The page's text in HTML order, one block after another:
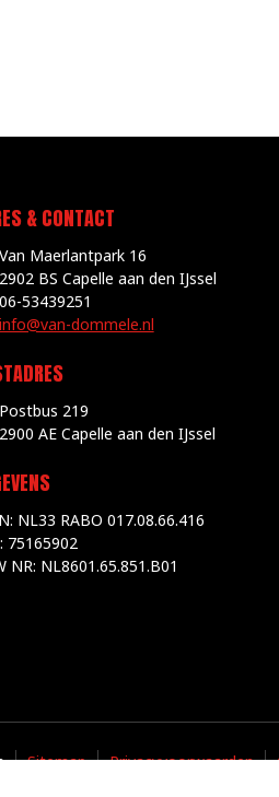
& CONTACT
Van Maerlantpark 16
2902 BS Capelle aan den IJssel
06-53439251
info@van-dommele.nl
Postbus 219
2900 AE Capelle aan den IJssel
NL33 RABO 017.08.66.416
75165902
NR: NL8601.65.851.B01
Sitemap Privacyvoorwaarden